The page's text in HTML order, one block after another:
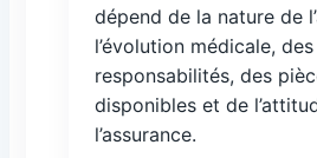
dépend de la nature de
l’évolution médicale, des
responsabilités, des
disponibles et de
l’assurance.